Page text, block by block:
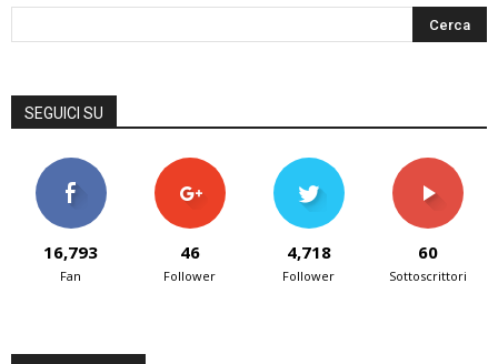
SEGUICI SU
16,793
Fan
46
Follower
4,718
Follower
60
Sottoscrittori